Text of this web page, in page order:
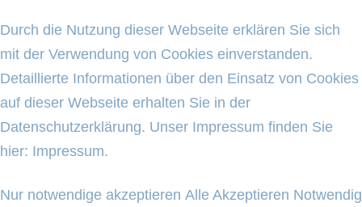
Durch die Nutzung dieser Webseite erklären Sie sich
mit der Verwendung von Cookies einverstanden.
Detaillierte Informationen über den Einsatz von Cookies
auf dieser Webseite erhalten Sie in der
Datenschutzerklärung. Unser Impressum finden Sie
hier: Impressum.
Nur notwendige akzeptieren Alle Akzeptieren Notwendig